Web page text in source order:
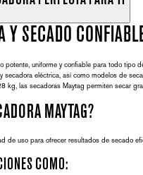
Y SECADO
potente, uniforme y confiable para todo tipo
y secadora eléctrica, así como modelos de
kg, las secadoras Maytag permiten secar
MAYTAG?
de uso para ofrecer resultados de secado
COMO: